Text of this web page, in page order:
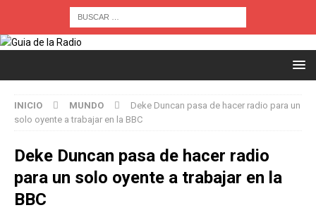
INICIO MUNDO
Deke Duncan pasa de hacer radio para un
solo oyente a trabajar en la BBC
Deke Duncan pasa de hacer radio
para un solo oyente a trabajar en la
BBC